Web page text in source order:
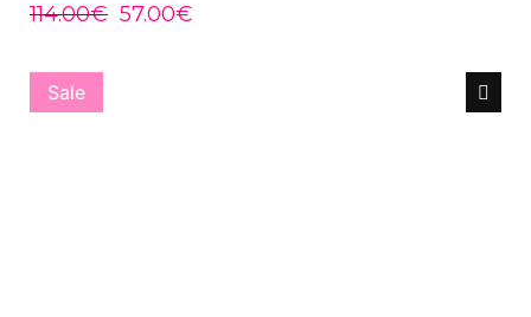
114.00€ 57.00€
Sale